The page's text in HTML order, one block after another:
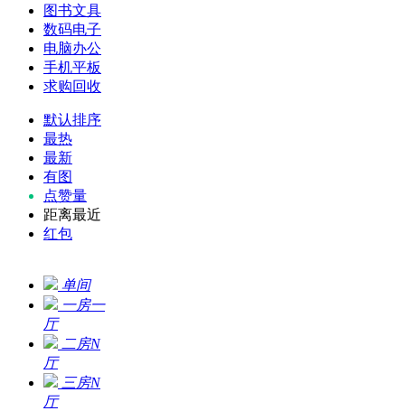
图书文具
数码电子
电脑办公
手机平板
求购回收
默认排序
最热
最新
有图
点赞量
距离最近
红包
单间
一房一
厅
二房N
厅
三房N
厅